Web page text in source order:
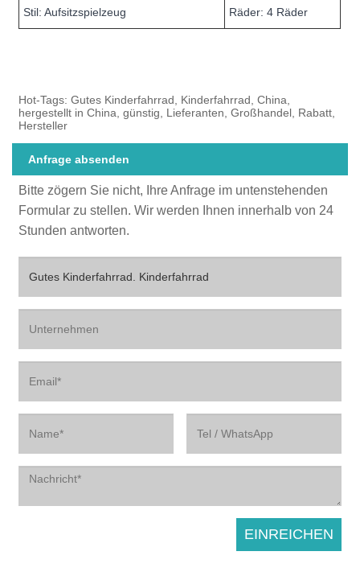
Stil: Aufsitzspielzeug Räder: 4 Räder
Hot-Tags: Gutes Kinderfahrrad, Kinderfahrrad, China,
hergestellt in China, günstig, Lieferanten, Großhandel, Rabatt,
Hersteller
Anfrage absenden
Bitte zögern Sie nicht, Ihre Anfrage im untenstehenden
Formular zu stellen. Wir werden Ihnen innerhalb von 24
Stunden antworten.